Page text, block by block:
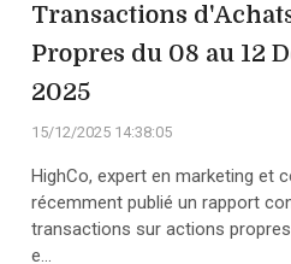
Transactions
Propres du 08 au 12
2025
15/12/2025 14:38:05
HighCo, expert en marketing et
récemment publié un rapport
transactions sur actions
e...